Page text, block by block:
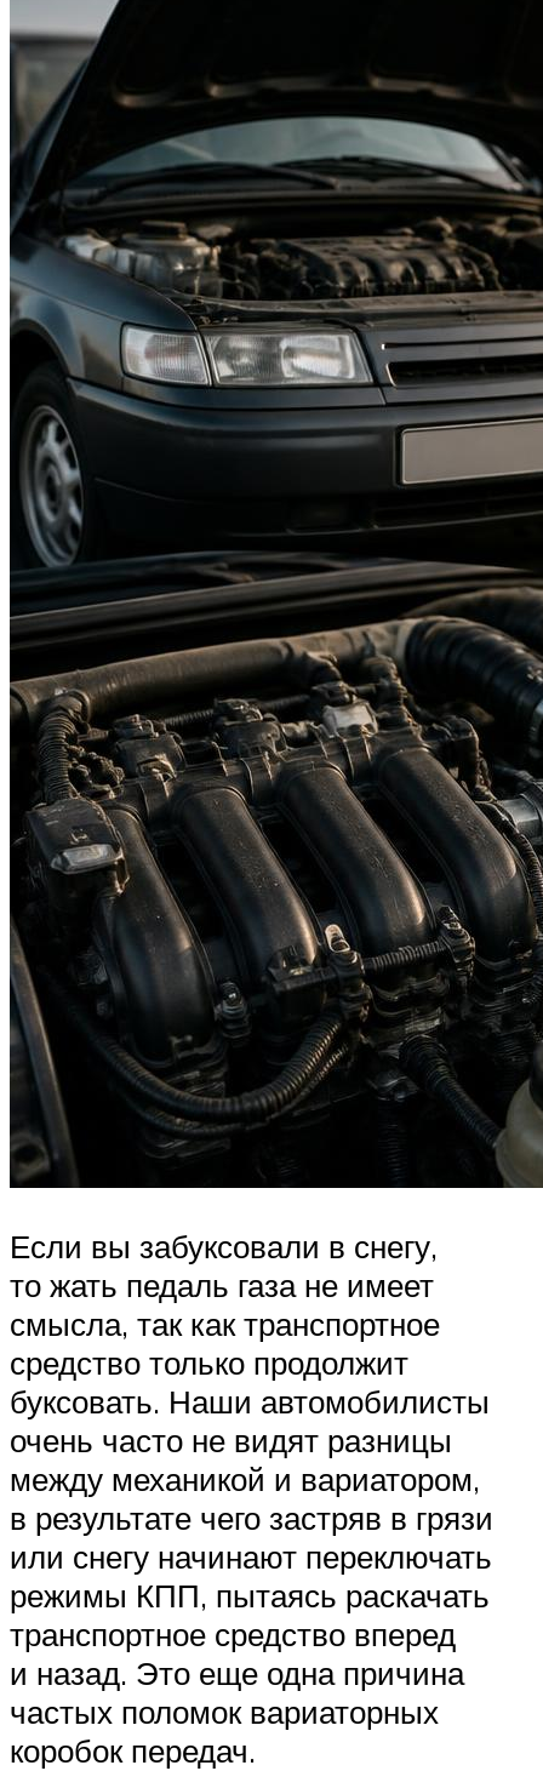
Если вы забуксовали в снегу,
то жать педаль газа не имеет
смысла, так как транспортное
средство только продолжит
буксовать. Наши автомобилисты
очень часто не видят разницы
между механикой и вариатором,
в результате чего застряв в грязи
или снегу начинают переключать
режимы КПП, пытаясь раскачать
транспортное средство вперед
и назад. Это еще одна причина
частых поломок вариаторных
коробок передач.